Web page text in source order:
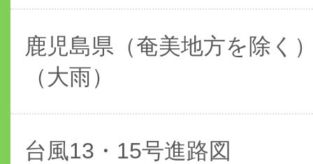
鹿児島県（奄美地方を除く
（大雨）
台風13・15号進路図